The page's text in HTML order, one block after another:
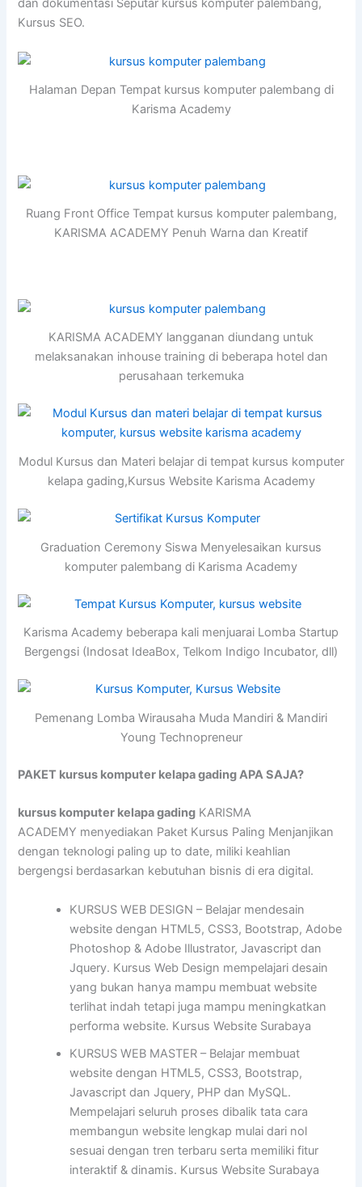
dan dokumentasi Seputar kursus komputer palembang,
Kursus SEO.
Halaman Depan Tempat kursus komputer palembang di
Karisma Academy
Ruang Front Office Tempat kursus komputer palembang,
KARISMA ACADEMY Penuh Warna dan Kreatif
KARISMA ACADEMY langganan diundang untuk
melaksanakan inhouse training di beberapa hotel dan
perusahaan terkemuka
Modul Kursus dan Materi belajar di tempat kursus komputer
kelapa gading,Kursus Website Karisma Academy
Graduation Ceremony Siswa Menyelesaikan kursus
komputer palembang di Karisma Academy
Karisma Academy beberapa kali menjuarai Lomba Startup
Bergengsi (Indosat IdeaBox, Telkom Indigo Incubator, dll)
Pemenang Lomba Wirausaha Muda Mandiri & Mandiri
Young Technopreneur
PAKET kursus komputer kelapa gading APA SAJA?
kursus komputer kelapa gading KARISMA
ACADEMY menyediakan Paket Kursus Paling Menjanjikan
dengan teknologi paling up to date, miliki keahlian
bergengsi berdasarkan kebutuhan bisnis di era digital.
KURSUS WEB DESIGN – Belajar mendesain
website dengan HTML5, CSS3, Bootstrap, Adobe
Photoshop & Adobe Illustrator, Javascript dan
Jquery. Kursus Web Design mempelajari desain
yang bukan hanya mampu membuat website
terlihat indah tetapi juga mampu meningkatkan
performa website. Kursus Website Surabaya
KURSUS WEB MASTER – Belajar membuat
website dengan HTML5, CSS3, Bootstrap,
Javascript dan Jquery, PHP dan MySQL.
Mempelajari seluruh proses dibalik tata cara
membangun website lengkap mulai dari nol
sesuai dengan tren terbaru serta memiliki fitur
interaktif & dinamis. Kursus Website Surabaya